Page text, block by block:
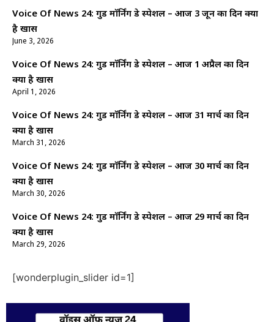
Voice Of News 24: गुड माॅर्निंग डे स्पेशल – आज 3 जून का दिन क्यों
है खास
June 3, 2026
Voice Of News 24: गुड माॅर्निंग डे स्पेशल – आज 1 अप्रैल का दिन
क्यों है खास
April 1, 2026
Voice Of News 24: गुड माॅर्निंग डे स्पेशल – आज 31 मार्च का दिन
क्यों है खास
March 31, 2026
Voice Of News 24: गुड माॅर्निंग डे स्पेशल – आज 30 मार्च का दिन
क्यों है खास
March 30, 2026
Voice Of News 24: गुड माॅर्निंग डे स्पेशल – आज 29 मार्च का दिन
क्यों है खास
March 29, 2026
[wonderplugin_slider id=1]